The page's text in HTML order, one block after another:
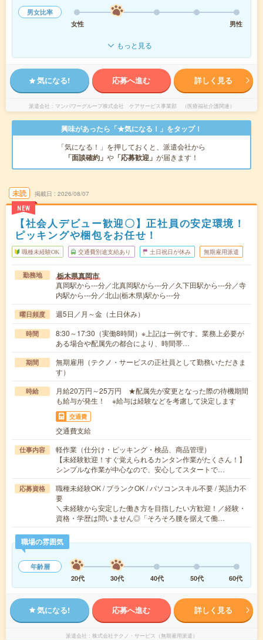
男女比率
女性
男性
もっと見る
気になる! 応募へ進む 詳しく見る
派遣会社 マンパワーグループ株式会社 ケアサービス事業部 （医療福祉介護関連）
興味があったら「★気になる！」をタップ！
「気になる！」を押しておくと、派遣会社から
「面談確約」 や 「応募歓迎」 が届きます！
未読
NEW
掲載日 2026/08/07
【社会人デビュー歓迎〇】正社員の安定環境！
ピッキングや梱包をお任せ！
職種未経験OK 交通費別途支給あり 土日祝日が休み 無期雇用派遣
勤務地 栃木県真岡市
真岡駅から---分／北真岡駅から---分／久下田駅から---分／寺
内駅から---分／北山(栃木県)駅から---分
曜日頻度 週5日／月～金（土日休み）
時間
8:30～17:30（実働8時間）※上記は一例です。業務上必要が
ある場合や配属先の都合により、時間帯…
期間
無期雇用（テクノ・サービスの正社員として勤務いただきま
す）
時給
月給20万円～25万円 ★配属先が変更となった際の待機期間
も給与が発生！ ※給与は経験などを考慮して決定します
交通費
交通費支給
仕事内容
軽作業（仕分け・ピッキング・検品、商品管理）
【未経験歓迎！すぐ覚えられるカンタン作業がたくさん！】
シンプルな作業が中心なので、安心してスタートで…
応募資格
職種未経験OK / ブランクOK / パソコンスキル不要 / 英語力不
要
＼未経験から安定した働き方を目指したい方歓迎！／経験・
資格・学歴は問いません◎「そろそろ腰を据えて働…
職場の雰囲気
年齢層
20代
30代 40代 50代 60代
気になる! 応募へ進む 詳しく見る
派遣会社 株式会社テクノ・サービス（無期雇用派遣）